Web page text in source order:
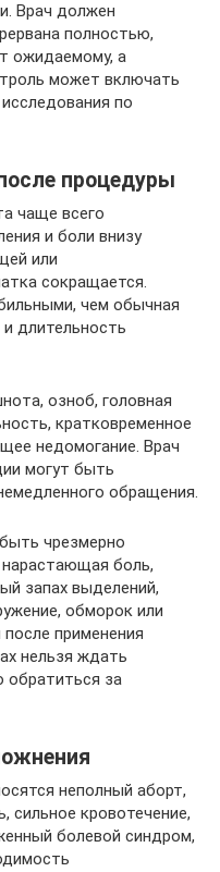
Врач должен
полностью,
ожидаемому, а
может включать
по
процедуры
чаще всего
и боли внизу
или
сокращается.
чем обычная
длительность
озноб, головная
кратковременное
недомогание. Врач
могут быть
обращения.
чрезмерно
нарастающая боль,
запах выделений,
обморок или
применения
нельзя ждать
обратиться за
неполный аборт,
кровотечение,
болевой синдром,